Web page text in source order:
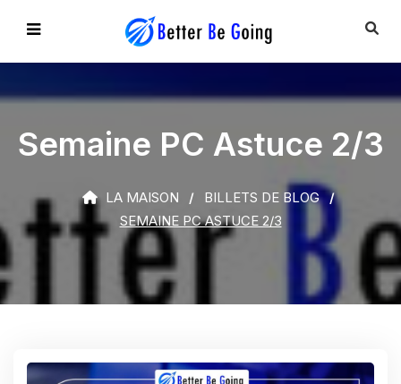
Semaine PC Astuce 2/3
LA MAISON
BILLETS DE BLOG
SEMAINE PC ASTUCE 2/3